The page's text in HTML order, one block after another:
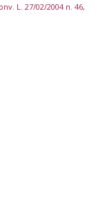
L. 27/02/2004 n. 46,